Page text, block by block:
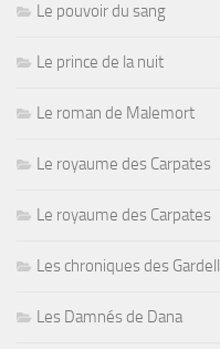
Le pouvoir du sang
Le prince de la nuit
Le roman de Malemort
Le royaume des Carpates
Le royaume des Carpates
Les chroniques des
Les Damnés de Dana